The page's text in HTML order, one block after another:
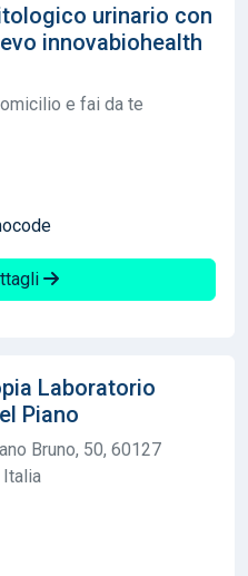
urinario con
innovabiohealth
e fai da te
Laboratorio
Piano
Bruno, 50, 60127
Italia